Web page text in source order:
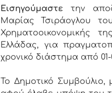
Εισηγούμαστε την
Μαρίας Τσιράογλου
Χρηματοοικονομικής
Ελλάδας, για
χρονικό διάστημα από 01-
Το Δημοτικό